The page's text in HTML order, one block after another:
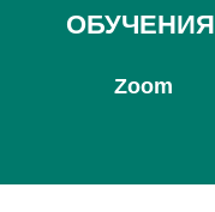
ОБУЧЕНИЯ
Zoom